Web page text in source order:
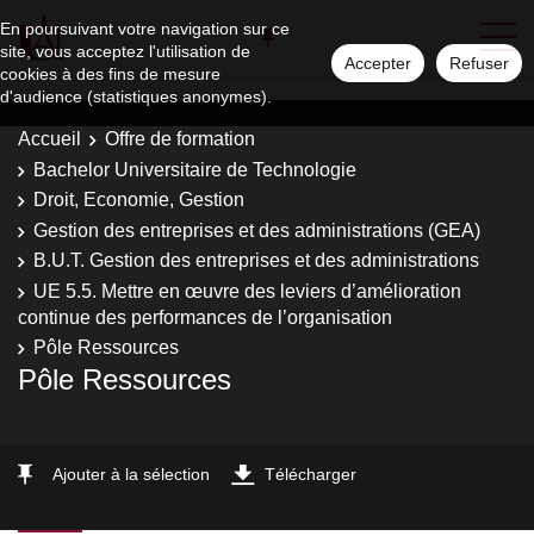
En poursuivant votre navigation sur ce
site, vous acceptez l'utilisation de
cookies à des fins de mesure
d'audience (statistiques anonymes).
Accepter Refuser
Accueil
Offre de formation
Bachelor Universitaire de Technologie
Droit, Economie, Gestion
Gestion des entreprises et des administrations (GEA)
B.U.T. Gestion des entreprises et des administrations
UE 5.5. Mettre en œuvre des leviers d’amélioration
continue des performances de l’organisation
Pôle Ressources
Pôle Ressources
Ajouter à la sélection Télécharger